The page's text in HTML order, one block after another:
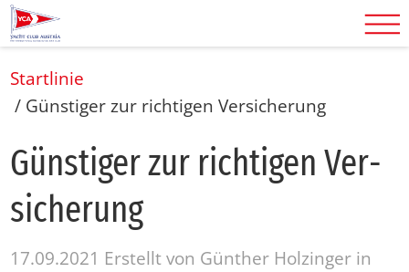
Startlinie
/ Günstiger zur richtigen Versicherung
Güns­ti­ger zur rich­ti­gen Ver­
si­che­rung
17.09.2021 Erstellt von Günther Holzinger in